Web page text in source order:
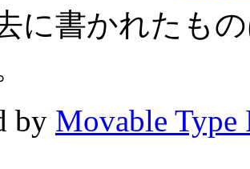
に書かれたも
by Movable Type